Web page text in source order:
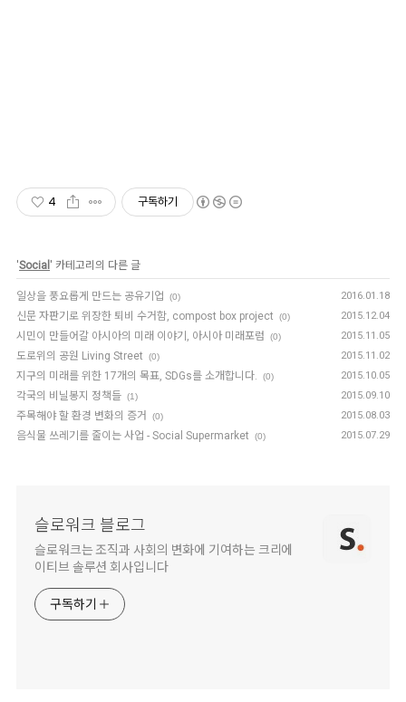
4 구독하기
'Social ' 카테고리의 다른 글
일상을 풍요롭게 만드는 공유기업 (0) 2016.01.18
신문 자판기로 위장한 퇴비 수거함, compost box project (0) 2015.12.04
시민이 만들어갈 아시아의 미래 이야기, 아시아 미래포럼 (0) 2015.11.05
도로위의 공원 Living Street (0) 2015.11.02
지구의 미래를 위한 17개의 목표, SDGs를 소개합니다. (0) 2015.10.05
각국의 비닐봉지 정책들 (1) 2015.09.10
주목해야 할 환경 변화의 증거 (0) 2015.08.03
음식물 쓰레기를 줄이는 사업 - Social Supermarket (0) 2015.07.29
슬로워크 블로그
슬로워크는 조직과 사회의 변화에 기여하는 크리에
이티브 솔루션 회사입니다
구독하기